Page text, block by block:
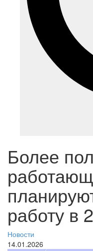
Более
работу в
Новости
14.01.2026